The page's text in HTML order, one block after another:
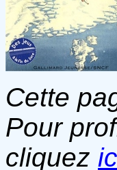
Cette
Pour
cliquez